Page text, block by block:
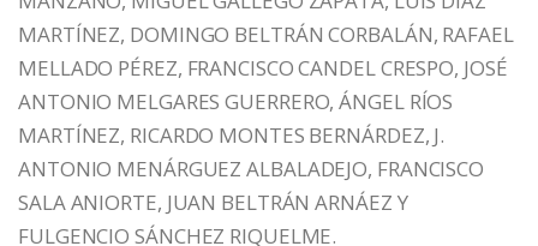
MARTÍNEZ, DOMINGO BELTRÁN CORBALÁN, RAFAEL
MELLADO PÉREZ, FRANCISCO CANDEL CRESPO, JOSÉ
ANTONIO MELGARES GUERRERO, ÁNGEL RÍOS
MARTÍNEZ, RICARDO MONTES BERNÁRDEZ, J.
ANTONIO MENÁRGUEZ ALBALADEJO, FRANCISCO
SALA ANIORTE, JUAN BELTRÁN ARNÁEZ Y
FULGENCIO SÁNCHEZ RIQUELME.